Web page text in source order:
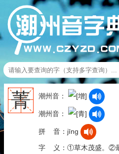
菁 潮州音：
潮州音：
拼 音：jīng
字 义：①草木茂盛。②最